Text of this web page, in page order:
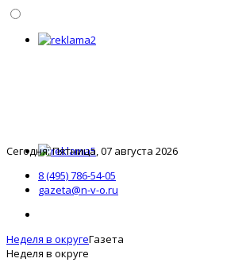
Сегодня: Пятница, 07 августа 2026
8 (495) 786-54-05
gazeta@n-v-o.ru
Неделя в округеГазета
Неделя в округе